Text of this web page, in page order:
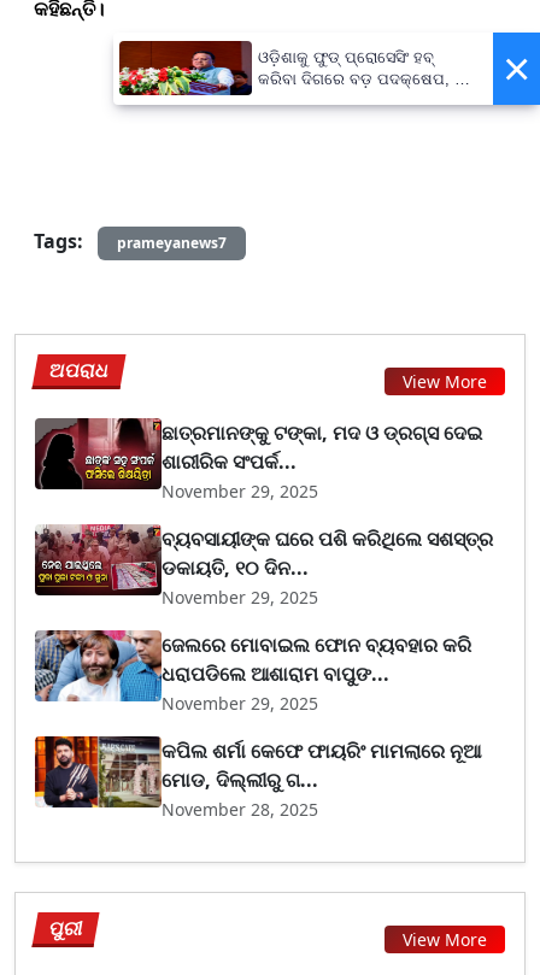
କହିଛନ୍ତି।
Tags: prameyanews7
ଅପରାଧ View More
ଛାତ୍ରମାନଙ୍କୁ ଟଙ୍କା, ମଦ ଓ ଡ୍ରଗ୍ସ ଦେଇ
ଶାରୀରିକ ସଂପର୍କ...
November 29, 2025
ବ୍ୟବସାୟୀଙ୍କ ଘରେ ପଶି କରିଥିଲେ ସଶସ୍ତ୍ର
ଡକାୟତି, ୧୦ ଦିନ...
November 29, 2025
ଜେଲରେ ମୋବାଇଲ ଫୋନ ବ୍ୟବହାର କରି
ଧରାପଡିଲେ ଆଶାରାମ ବାପୁଙ...
November 29, 2025
କପିଲ ଶର୍ମା କେଫେ ଫାୟରିଂ ମାମଲାରେ ନୂଆ
ମୋଡ, ଦିଲ୍ଲୀରୁ ଗ...
November 28, 2025
ପୁରୀ View More
×
ଓଡ଼ିଶାକୁ ଫୁଡ୍ ପ୍ରୋସେସିଂ ହବ୍
କରିବା ଦିଗରେ ବଡ଼ ପଦକ୍ଷେପ, ୪୨